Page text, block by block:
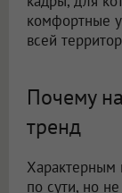
комфортные
всей
Почему
тренд
Характерным
по сути, но